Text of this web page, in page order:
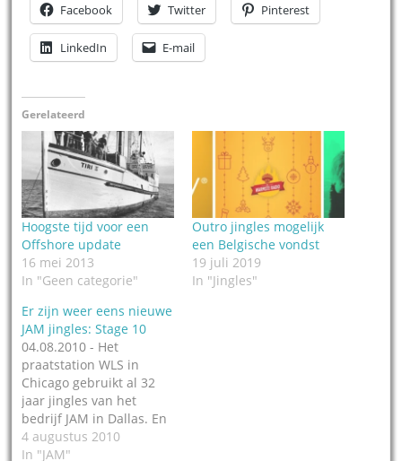
Facebook Twitter Pinterest
LinkedIn E-mail
Gerelateerd
Hoogste tijd voor een
Offshore update
16 mei 2013
In "Geen categorie"
Outro jingles mogelijk
een Belgische vondst
19 juli 2019
In "Jingles"
Er zijn weer eens nieuwe
JAM jingles: Stage 10
04.08.2010 - Het
praatstation WLS in
Chicago gebruikt al 32
jaar jingles van het
bedrijf JAM in Dallas. En
nog steeds bevatten de
jingles het aloude
4 augustus 2010
In "JAM"